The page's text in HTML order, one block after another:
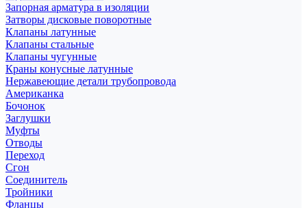
Запорная арматура в изоляции
Затворы дисковые поворотные
Клапаны латунные
Клапаны стальные
Клапаны чугунные
Краны конусные латунные
Нержавеющие детали трубопровода
Американка
Бочонок
Заглушки
Муфты
Отводы
Переход
Сгон
Соединитель
Тройники
Фланцы